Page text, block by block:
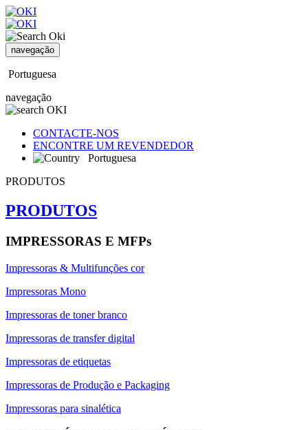
navegação
Portuguesa
navegação
CONTACTE-NOS
ENCONTRE UM REVENDEDOR
Portuguesa
PRODUTOS
PRODUTOS
IMPRESSORAS E MFPs
Impressoras & Multifunções cor
Impressoras Mono
Impressoras de toner branco
Impressoras de transfer digital
Impressoras de etiquetas
Impressoras de Produção e Packaging
Impressoras para sinalética